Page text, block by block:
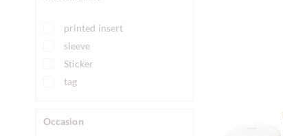
printed insert
sleeve
Sticker
tag
Occasion